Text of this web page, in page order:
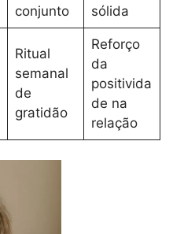
conjunto
sólida
Ritual
semanal
de
gratidão
Reforço
da
positivida
de na
relação